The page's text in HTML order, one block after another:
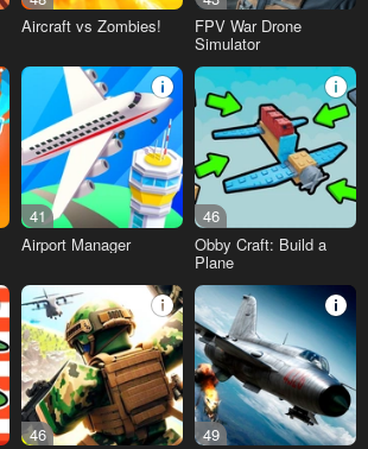
Aircraft vs Zombies!
FPV War Drone
Simulator
41
Airport Manager
46
Obby Craft: Build a
Plane
46
49